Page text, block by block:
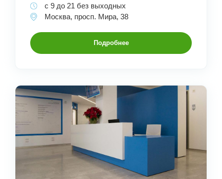
с 9 до 21 без выходных
Москва, просп. Мира, 38
Подробнее